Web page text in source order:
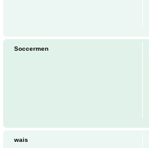
Soccermen
wais